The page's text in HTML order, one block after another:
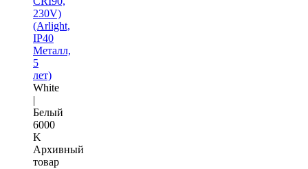
230V)
(Arlight,
IP40
Металл,
5
лет)
White
|
Белый
6000
K
Архивный
товар